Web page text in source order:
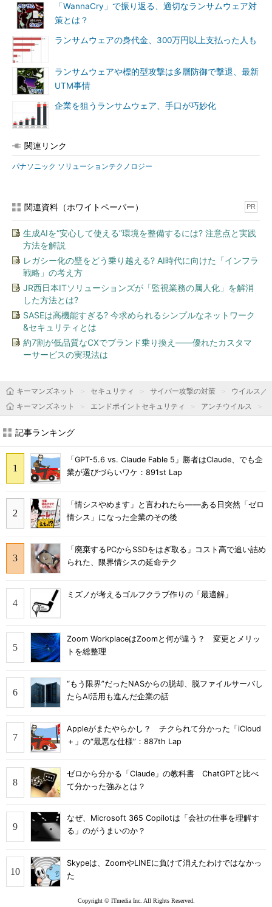
「WannaCry」で振り返る、適切なランサムウェア対
策とは？
ランサムウェアの身代金、300万円以上支払った人も
ランサムウェアや標的型攻撃は多層防御で撃退、最新
UTM事情
企業を狙うランサムウェア、手口が巧妙化
関連リンク
パナソニック ソリューションテクノロジー
関連資料（ホワイトペーパー） PR
生成AIを“安心して使える”環境を整備するには? 注意点と実践
方法を解説
レガシー化の壁をどう乗り越える? AI時代に向けた「インフラ
戦略」の考え方
JR西日本ITソリューションズが「監視業務の属人化」を解消
した方法とは?
SASEは高機能すぎる? 今求められるシンプルなネットワーク
&セキュリティとは
約7割が低品質なCXでブランド乗り換え――優れたカスタマ
ーサービスの実現法は
キーマンズネット セキュリティ サイバー攻撃の対策
ウイルス／
キーマンズネット
エンドポイントセキュリティ アンチウイルス
記事ランキング
「GPT-5.6 vs. Claude Fable 5」勝者はClaude、でも企
業が選びづらいワケ：891st Lap
「情シスやめます」と言われたら――ある日突然「ゼロ
情シス」になった企業のその後
「廃棄するPCからSSDをはぎ取る」コスト高で追い詰め
られた、限界情シスの延命テク
ミズノが考えるゴルフクラブ作りの「最適解」
Zoom WorkplaceはZoomと何が違う？ 変更とメリッ
トを総整理
“もう限界”だったNASからの脱却、脱ファイルサーバし
たらAI活用も進んだ企業の話
Appleがまたやらかし？ チクられて分かった「iCloud
＋」の“最悪な仕様”：887th Lap
ゼロから分かる「Claude」の教科書 ChatGPTと比べ
て分かった強みとは？
なぜ、Microsoft 365 Copilotは「会社の仕事を理解す
る」のがうまいのか？
Skypeは、ZoomやLINEに負けて消えたわけではなかっ
た
Copyright © ITmedia Inc. All Rights Reserved.